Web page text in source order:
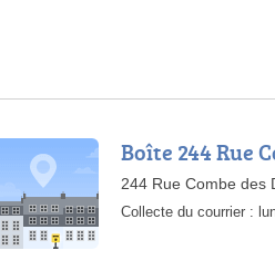
Boîte 244 Rue
244 Rue Combe des
Collecte du courrier :